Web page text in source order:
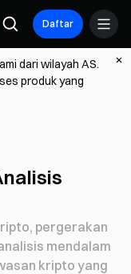
Daftar
dari wilayah AS.
produk yang
pergerakan
mendalam
kripto yang